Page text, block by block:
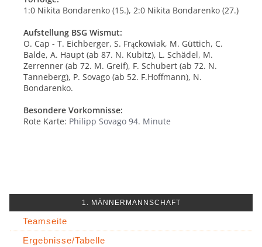
1:0 Nikita Bondarenko (15.), 2:0 Nikita Bondarenko (27.)
Aufstellung BSG Wismut:
O. Cap - T. Eichberger, S. Frąckowiak, M. Güttich, C.
Balde, A. Haupt (ab 87. N. Kubitz), L. Schädel, M.
Zerrenner (ab 72. M. Greif), F. Schubert (ab 72. N.
Tanneberg), P. Sovago (ab 52. F.Hoffmann), N.
Bondarenko.
Besondere Vorkomnisse:
Rote Karte: Philipp Sovago 94. Minute
1. MÄNNERMANNSCHAFT
Teamseite
Ergebnisse/Tabelle